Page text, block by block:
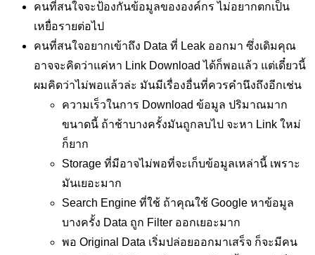
คนที่สนใจจะป้องกันข้อมูลขององค์กร ไม่อยากตกเป็น
เหยื่อรายต่อไป
คนที่สนใจอยากเข้าถึง Data ที่ Leak ออกมา ซึ่งเดิมคุณ
อาจจะคิดว่าแค่หา Link Download ได้ก็พอแล้ว แต่เดี๋ยวนี้
ผมคิดว่าไม่พอแล้วล่ะ มันมีเรื่องอื่นที่ควรคำนึงถึงอีกเช่น
ความเร็วในการ Download ข้อมูล ปริมาณมาก
ขนาดนี้ ถ้าช้าบางครั้งมันถูกลบไป จะหา Link ใหม่
ก็ยาก
Storage ที่มีอาจไม่พอที่จะเก็บข้อมูลเหล่านี้ เพราะ
มันเยอะมาก
Search Engine ที่ใช้ ถ้าคุณใช้ Google หาข้อมูล
บางครั้ง Data ถูก Filter ออกเยอะมาก
พอ Original Data เริ่มปล่อยออกมาเสร็จ ก็จะมีคน